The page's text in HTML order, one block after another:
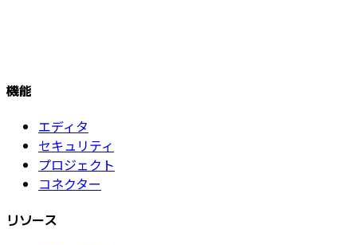
機能
エディタ
セキュリティ
プロジェクト
コネクター
リソース